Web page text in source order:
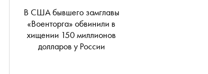
В США бывшего замглавы
«Военторга» обвинили в
хищении 150 миллионов
долларов у России